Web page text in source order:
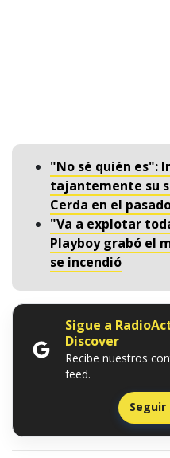
"No sé quién es":
tajantemente su
Cerda en el
"Va a explotar
Playboy grabó el
se incendió
Sigue a
Discover
Recibe nuestros
feed.
Seguir